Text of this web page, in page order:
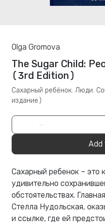
Olga Gromova
The Sugar Child:
(3rd Edition)
Сахарный ребёнок. Люди.
издание)
−
Add
Сахарный ребенок – это
удивительно
обстоятельствах.
Стелла Нудольская,
и ссылке, где ей